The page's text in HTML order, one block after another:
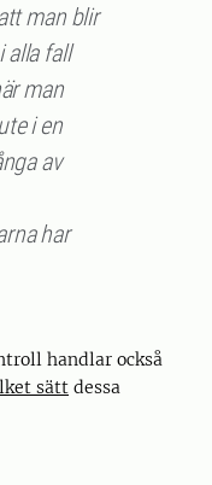
man blir
alla fall
man
i en
av
har
handlar också
sätt dessa